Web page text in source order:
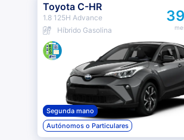
Toyota C-HR
1.8 125H Advance
Híbrido Gasolina
Segunda mano
Autónomos o Particulares